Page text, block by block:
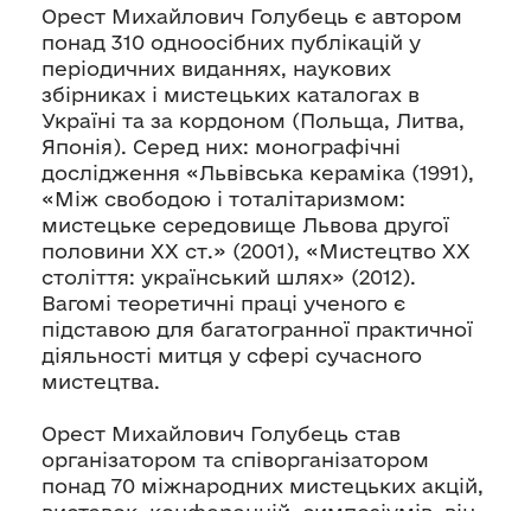
Орест Михайлович Голубець є автором
понад 310 одноосібних публікацій у
періодичних виданнях, наукових
збірниках і мистецьких каталогах в
Україні та за кордоном (Польща, Литва,
Японія). Серед них: монографічні
дослідження «Львівська кераміка (1991),
«Між свободою і тоталітаризмом:
мистецьке середовище Львова другої
половини ХХ ст.» (2001), «Мистецтво ХХ
століття: український шлях» (2012).
Вагомі теоретичні праці ученого є
підставою для багатогранної практичної
діяльності митця у сфері сучасного
мистецтва.
Орест Михайлович Голубець став
організатором та співорганізатором
понад 70 міжнародних мистецьких акцій,